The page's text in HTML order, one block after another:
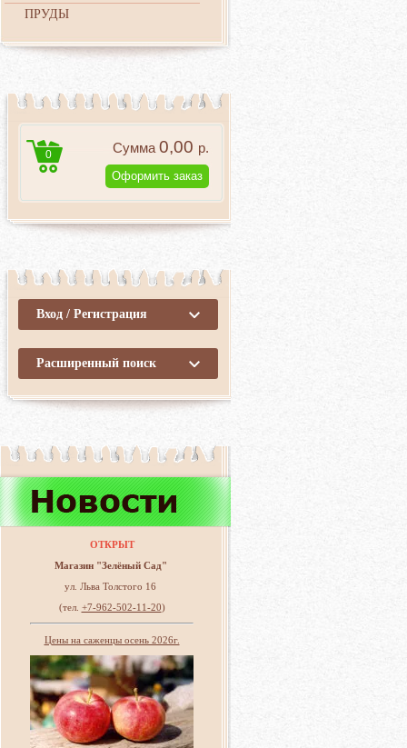
ПРУДЫ
0 Сумма 0,00 р.
Оформить заказ
Вход / Регистрация
Расширенный поиск
ОТКРЫТ
Магазин "Зелёный Сад"
ул. Льва Толстого 16
(тел. +7-962-502-11-20)
Цены на саженцы осень 2026г.